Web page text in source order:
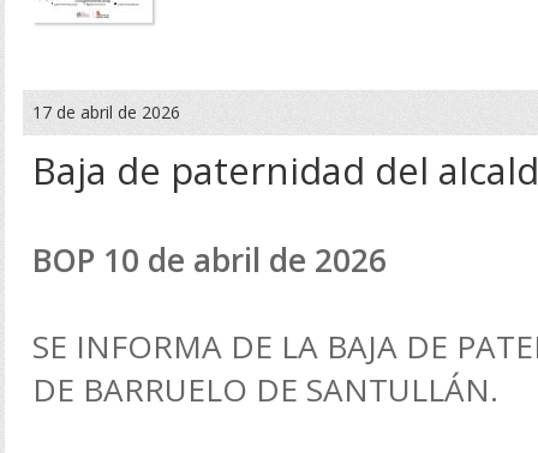
17 de abril de 2026
Baja de paternidad del
BOP 10 de abril de 2026
SE INFORMA DE LA BAJA DE
DE BARRUELO DE SANTULLÁN.